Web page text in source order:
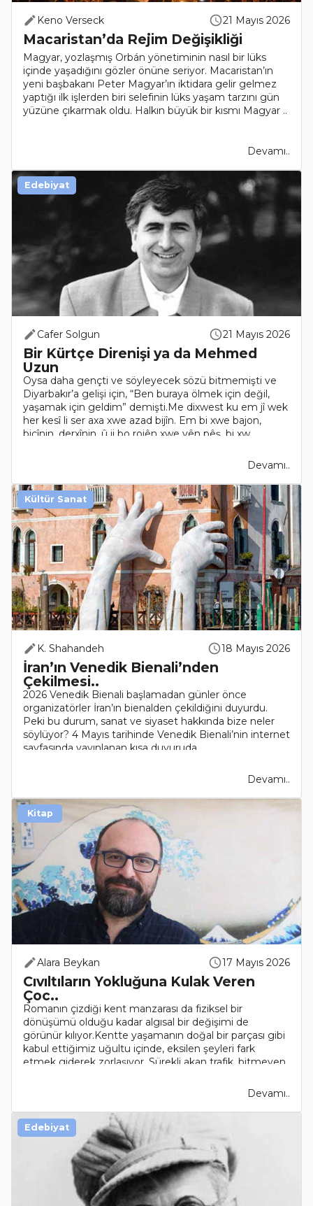
Keno Verseck 21 Mayıs 2026
Macaristan’da Rejim Değişikliği
Magyar, yozlaşmış Orbán yönetiminin nasıl bir lüks
içinde yaşadığını gözler önüne seriyor. Macaristan’ın
yeni başbakanı Peter Magyar’ın iktidara gelir gelmez
yaptığı ilk işlerden biri selefinin lüks yaşam tarzını gün
yüzüne çıkarmak oldu. Halkın büyük bir kısmı Magyar ..
Devamı..
Cafer Solgun 21 Mayıs 2026
Bir Kürtçe Direnişi ya da Mehmed
Uzun
Oysa daha gençti ve söyleyecek sözü bitmemişti ve
Diyarbakır’a gelişi için, “Ben buraya ölmek için değil,
yaşamak için geldim” demişti.Me dixwest ku em jî wek
her kesî li ser axa xwe azad bijîn. Em bi xwe bajon,
biçînin, derxînin, û ji bo rojên xwe yên pêş, bi xw..
Devamı..
Edebiyat
K. Shahandeh 18 Mayıs 2026
İran’ın Venedik Bienali’nden
Çekilmesi..
2026 Venedik Bienali başlamadan günler önce
organizatörler İran’ın bienalden çekildiğini duyurdu.
Peki bu durum, sanat ve siyaset hakkında bize neler
söylüyor? 4 Mayıs tarihinde Venedik Bienali’nin internet
sayfasında yayınlanan kısa duyuruda..
Devamı..
Kültür Sanat
Alara Beykan 17 Mayıs 2026
Cıvıltıların Yokluğuna Kulak Veren
Çoc..
Romanın çizdiği kent manzarası da fiziksel bir
dönüşümü olduğu kadar algısal bir değişimi de
görünür kılıyor.Kentte yaşamanın doğal bir parçası gibi
kabul ettiğimiz uğultu içinde, eksilen şeyleri fark
etmek giderek zorlaşıyor. Sürekli akan trafik, bitmeyen
Devamı..
Kitap
Edebiyat